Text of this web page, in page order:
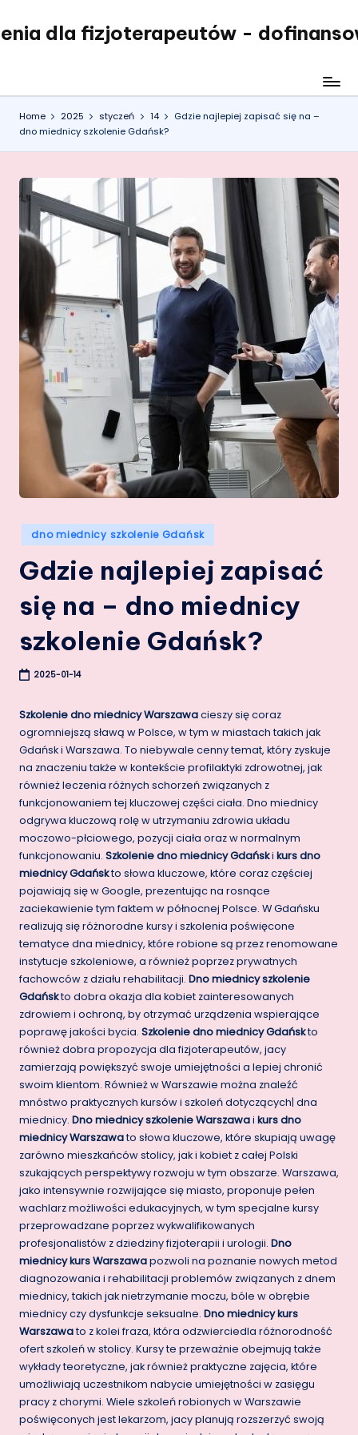
Skip
dla fizjoterapeutów -
Home 2025 styczeń 14
Gdzie najlepiej zapisać się na –
dno miednicy szkolenie Gdańsk?
Posted
in
dno miednicy szkolenie Gdańsk
Gdzie najlepiej zapisać
się na – dno miednicy
szkolenie Gdańsk?
2025-01-14
Szkolenie dno miednicy Warszawacieszy się coraz
ogromniejszą sławą w Polsce, w tym w miastach takich jak
Gdańsk i Warszawa. To niebywale cenny temat, który zyskuje
na znaczeniu także w kontekście profilaktyki zdrowotnej, jak
również leczenia różnych schorzeń związanych z
funkcjonowaniem tej kluczowej części ciała. Dno miednicy
odgrywa kluczową rolę w utrzymaniu zdrowia układu
moczowo-płciowego, pozycji ciała oraz w normalnym
funkcjonowaniu. Szkolenie dno miednicy Gdański kurs dno
miednicy Gdańskto słowa kluczowe, które coraz częściej
pojawiają się w Google, prezentując na rosnące
zaciekawienie tym faktem w północnej Polsce. W Gdańsku
realizują się różnorodne kursy i szkolenia poświęcone
tematyce dna miednicy, które robione są przez renomowane
instytucje szkoleniowe, a również poprzez prywatnych
fachowców z działu rehabilitacji. Dno miednicy szkolenie
Gdańskto dobra okazja dla kobiet zainteresowanych
zdrowiem i ochroną, by otrzymać urządzenia wspierające
poprawę jakości bycia. Szkolenie dno miednicy Gdańskto
również dobra propozycja dla fizjoterapeutów, jacy
zamierzają powiększyć swoje umiejętności a lepiej chronić
swoim klientom. Również w Warszawie można znaleźć
mnóstwo praktycznych kursów i szkoleń dotyczących| dna
miednicy. Dno miednicy szkolenie Warszawai kurs dno
miednicy Warszawato słowa kluczowe, które skupiają uwagę
zarówno mieszkańców stolicy, jak i kobiet z całej Polski
szukających perspektywy rozwoju w tym obszarze. Warszawa,
jako intensywnie rozwijające się miasto, proponuje pełen
wachlarz możliwości edukacyjnych, w tym specjalne kursy
przeprowadzane poprzez wykwalifikowanych
profesjonalistów z dziedziny fizjoterapii i urologii. Dno
miednicy kurs Warszawapozwoli na poznanie nowych metod
diagnozowania i rehabilitacji problemów związanych z dnem
miednicy, takich jak nietrzymanie moczu, bóle w obrębie
miednicy czy dysfunkcje seksualne. Dno miednicy kurs
Warszawato z kolei fraza, która odzwierciedla różnorodność
ofert szkoleń w stolicy. Kursy te przeważnie obejmują także
wykłady teoretyczne, jak również praktyczne zajęcia, które
umożliwiają uczestnikom nabycie umiejętności w zasięgu
pracy z chorymi. Wiele szkoleń robionych w Warszawie
poświęconych jest lekarzom, jacy planują rozszerzyć swoją